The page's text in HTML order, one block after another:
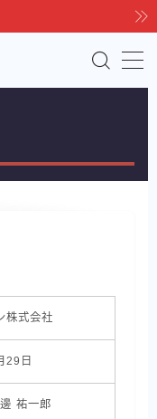
株式会社
29日
祐一郎